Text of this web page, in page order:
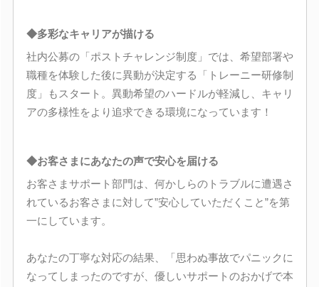
◆多彩なキャリアが描ける
社内公募の「ポストチャレンジ制度」では、希望部署や
職種を体験した後に異動が決定する「トレーニー研修制
度」もスタート。異動希望のハードルが軽減し、キャリ
アの多様性をより追求できる環境になっています！
◆お客さまにあなたの声で安心を届ける
お客さまサポート部門は、何かしらのトラブルに遭遇さ
れているお客さまに対して”安心していただくこと”を第
一にしています。
あなたの丁寧な対応の結果、「思わぬ事故でパニックに
なってしまったのですが、優しいサポートのおかげで本